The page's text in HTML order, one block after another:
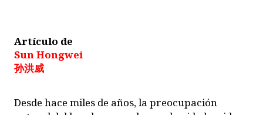
Artículo de
Sun Hongwei
孙洪威
Desde hace miles de años, la preocupación